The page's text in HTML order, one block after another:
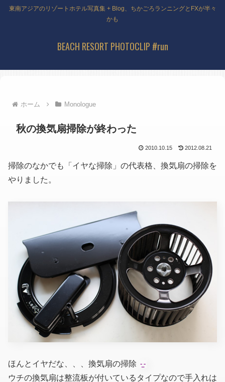
東南アジアのリゾートホテル写真集 + Blog、ちかごろランニングとFXが半々
かも
BEACH RESORT PHOTOCLIP #run
ホーム Monologue
秋の換気扇掃除が終わった
2010.10.15 2012.08.21
掃除のなかでも「イヤな掃除」の代表格、換気扇の掃除を
やりました。
ほんとイヤだな、、、換気扇の掃除
ウチの換気扇は整流板が付いているタイプなので手入れは